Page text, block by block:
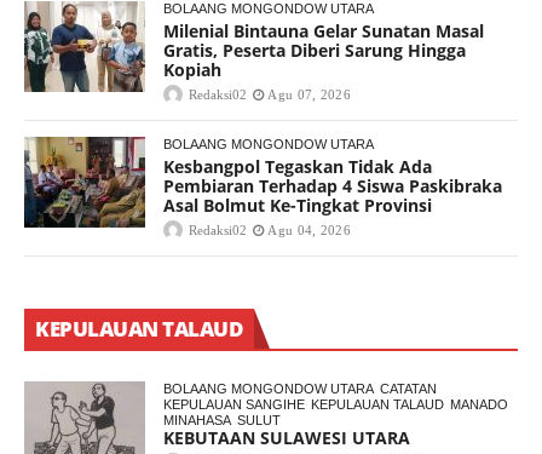
BOLAANG MONGONDOW UTARA
Milenial Bintauna Gelar Sunatan Masal
Gratis, Peserta Diberi Sarung Hingga
Kopiah
Redaksi02 Agu 07, 2026
BOLAANG MONGONDOW UTARA
Kesbangpol Tegaskan Tidak Ada
Pembiaran Terhadap 4 Siswa Paskibraka
Asal Bolmut Ke-Tingkat Provinsi
Redaksi02 Agu 04, 2026
KEPULAUAN TALAUD
BOLAANG MONGONDOW UTARA CATATAN
KEPULAUAN SANGIHE KEPULAUAN TALAUD MANADO
MINAHASA SULUT
KEBUTAAN SULAWESI UTARA